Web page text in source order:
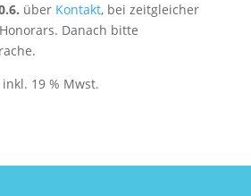
über Kontakt, bei zeitgleicher
Danach bitte
inkl. 19 % Mwst.